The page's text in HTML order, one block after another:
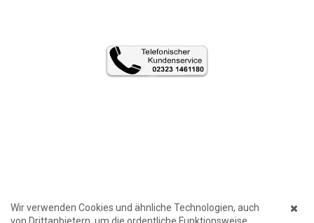
Wir verwenden Cookies und ähnliche Technologien, auch